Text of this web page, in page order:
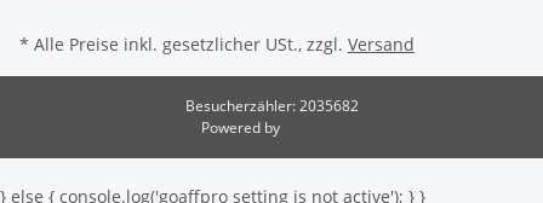
* Alle Preise inkl. gesetzlicher USt., zzgl. Versand
Besucherzähler: 2035682
Powered by
} else { console.log('goaffpro setting is not active'); } }